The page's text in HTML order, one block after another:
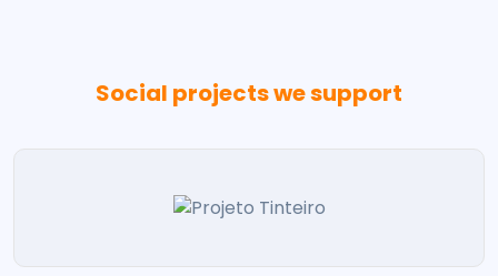
Social projects we support